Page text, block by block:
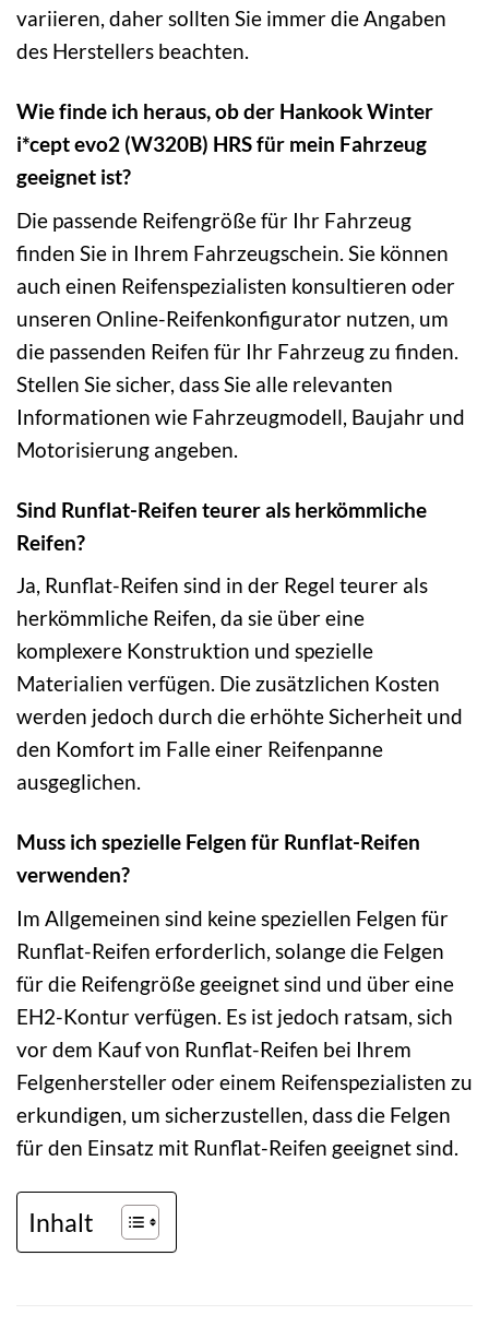
variieren, daher sollten Sie immer die Angaben
des Herstellers beachten.
Wie finde ich heraus, ob der Hankook Winter
i*cept evo2 (W320B) HRS für mein Fahrzeug
geeignet ist?
Die passende Reifengröße für Ihr Fahrzeug
finden Sie in Ihrem Fahrzeugschein. Sie können
auch einen Reifenspezialisten konsultieren oder
unseren Online-Reifenkonfigurator nutzen, um
die passenden Reifen für Ihr Fahrzeug zu finden.
Stellen Sie sicher, dass Sie alle relevanten
Informationen wie Fahrzeugmodell, Baujahr und
Motorisierung angeben.
Sind Runflat-Reifen teurer als herkömmliche
Reifen?
Ja, Runflat-Reifen sind in der Regel teurer als
herkömmliche Reifen, da sie über eine
komplexere Konstruktion und spezielle
Materialien verfügen. Die zusätzlichen Kosten
werden jedoch durch die erhöhte Sicherheit und
den Komfort im Falle einer Reifenpanne
ausgeglichen.
Muss ich spezielle Felgen für Runflat-Reifen
verwenden?
Im Allgemeinen sind keine speziellen Felgen für
Runflat-Reifen erforderlich, solange die Felgen
für die Reifengröße geeignet sind und über eine
EH2-Kontur verfügen. Es ist jedoch ratsam, sich
vor dem Kauf von Runflat-Reifen bei Ihrem
Felgenhersteller oder einem Reifenspezialisten zu
erkundigen, um sicherzustellen, dass die Felgen
für den Einsatz mit Runflat-Reifen geeignet sind.
Inhalt